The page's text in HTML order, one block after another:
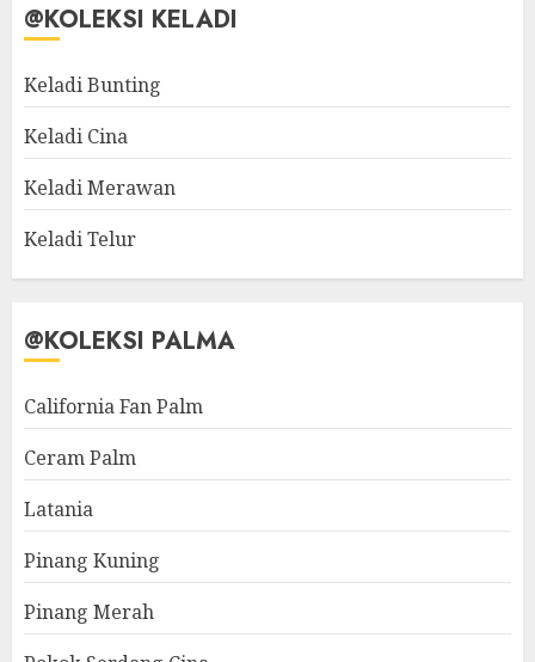
@KOLEKSI KELADI
Keladi Bunting
Keladi Cina
Keladi Merawan
Keladi Telur
@KOLEKSI PALMA
California Fan Palm
Ceram Palm
Latania
Pinang Kuning
Pinang Merah